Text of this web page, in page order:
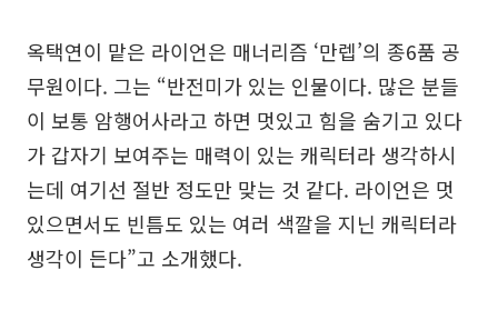
옥택연이 맡은 라이언은 매너리즘 ‘만렙’의 종6품 공
무원이다. 그는 “반전미가 있는 인물이다. 많은 분들
이 보통 암행어사라고 하면 멋있고 힘을 숨기고 있다
가 갑자기 보여주는 매력이 있는 캐릭터라 생각하시
는데 여기선 절반 정도만 맞는 것 같다. 라이언은 멋
있으면서도 빈틈도 있는 여러 색깔을 지닌 캐릭터라
생각이 든다”고 소개했다.